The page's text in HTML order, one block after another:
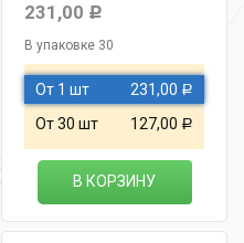
231,00 Р
В упаковке 30
От 1 шт 231,00 Р
От 30 шт 127,00 Р
В КОРЗИНУ